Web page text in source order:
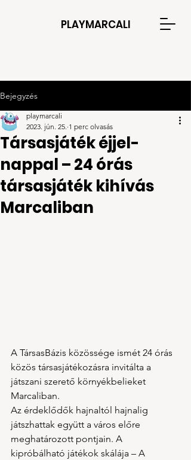
PLAYMARCALI
Bejegyzés
Társasjáték éjjel-
nappal – 24 órás
társasjáték kihívás
Marcaliban
playmarcali
2023. jún. 25. 1 perc olvasás
A TársasBázis közössége ismét 24 órás
közös társasjátékozásra invitálta a
játszani szerető környékbelieket
Marcaliban.
Az érdeklődők hajnaltól hajnalig
játszhattak együtt a város előre
meghatározott pontjain. A
kipróbálható játékok skálája – A